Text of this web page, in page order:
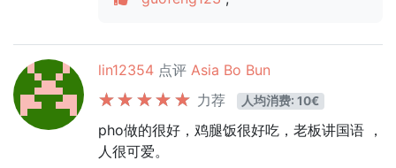
lin12354 点评 Asia Bo Bun
力荐
人均消费: 10€
pho做的很好，鸡腿饭很好吃，老板讲国语 ，
人很可爱。